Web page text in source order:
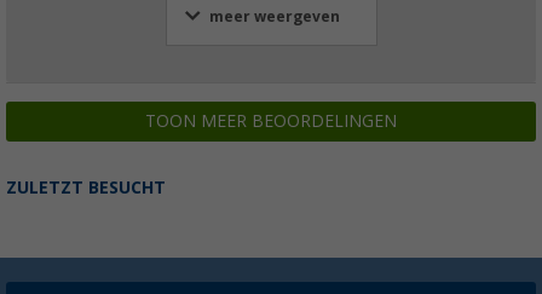
meer weergeven
TOON MEER BEOORDELINGEN
ZULETZT BESUCHT